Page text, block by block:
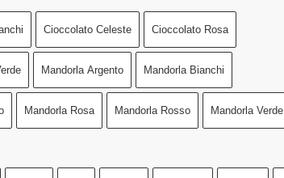
Cioccolato Celeste Cioccolato Rosa
Mandorla Argento Mandorla Bianchi
Mandorla Rosa Mandorla Rosso Mandorla Verde